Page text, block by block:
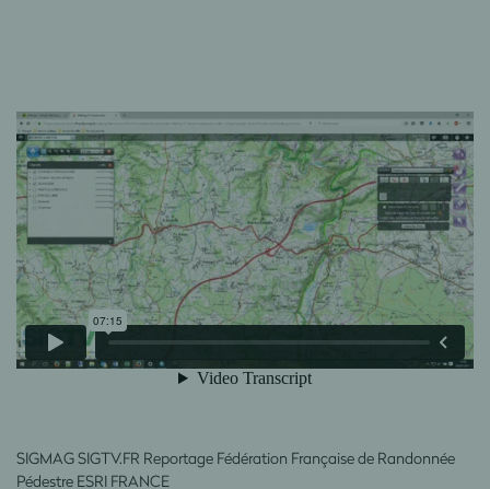
SIGMAG SIGTV.FR Reportage Fédération Française de Randonnée
Pédestre ESRI FRANCE